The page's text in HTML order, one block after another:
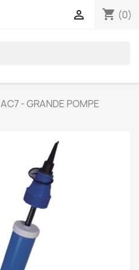
shopping_cart (0)

AC7 - GRANDE POMPE